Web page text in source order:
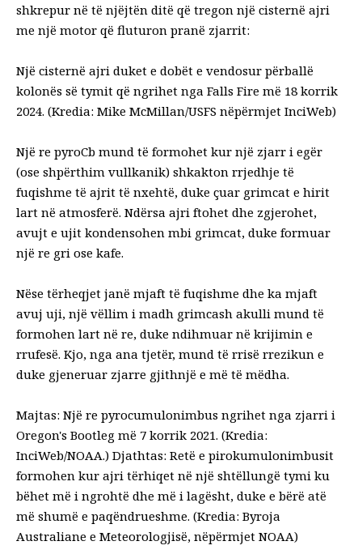
shkrepur në të njëjtën ditë që tregon një cisternë ajri
me një motor që fluturon pranë zjarrit:
Një cisternë ajri duket e dobët e vendosur përballë
kolonës së tymit që ngrihet nga Falls Fire më 18 korrik
2024. (Kredia: Mike McMillan/USFS nëpërmjet InciWeb)
Një re pyroCb mund të formohet kur një zjarr i egër
(ose shpërthim vullkanik) shkakton rrjedhje të
fuqishme të ajrit të nxehtë, duke çuar grimcat e hirit
lart në atmosferë. Ndërsa ajri ftohet dhe zgjerohet,
avujt e ujit kondensohen mbi grimcat, duke formuar
një re gri ose kafe.
Nëse tërheqjet janë mjaft të fuqishme dhe ka mjaft
avuj uji, një vëllim i madh grimcash akulli mund të
formohen lart në re, duke ndihmuar në krijimin e
rrufesë. Kjo, nga ana tjetër, mund të rrisë rrezikun e
duke gjeneruar zjarre gjithnjë e më të mëdha.
Majtas: Një re pyrocumulonimbus ngrihet nga zjarri i
Oregon's Bootleg më 7 korrik 2021. (Kredia:
InciWeb/NOAA.) Djathtas: Retë e pirokumulonimbusit
formohen kur ajri tërhiqet në një shtëllungë tymi ku
bëhet më i ngrohtë dhe më i lagësht, duke e bërë atë
më shumë e paqëndrueshme. (Kredia: Byroja
Australiane e Meteorologjisë, nëpërmjet NOAA)